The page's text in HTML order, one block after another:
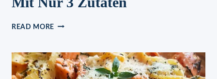
READ MORE ERDBEER
JOGHURT
MIT
NUR